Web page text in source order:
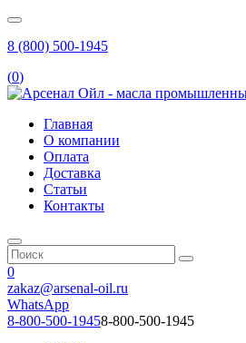
8 (800) 500-1945
(0)
Главная
О компании
Оплата
Доставка
Статьи
Контакты
0
zakaz@arsenal-oil.ru
WhatsApp
8-800-500-19458-800-500-1945